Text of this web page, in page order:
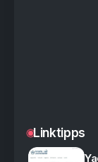
Linktipps